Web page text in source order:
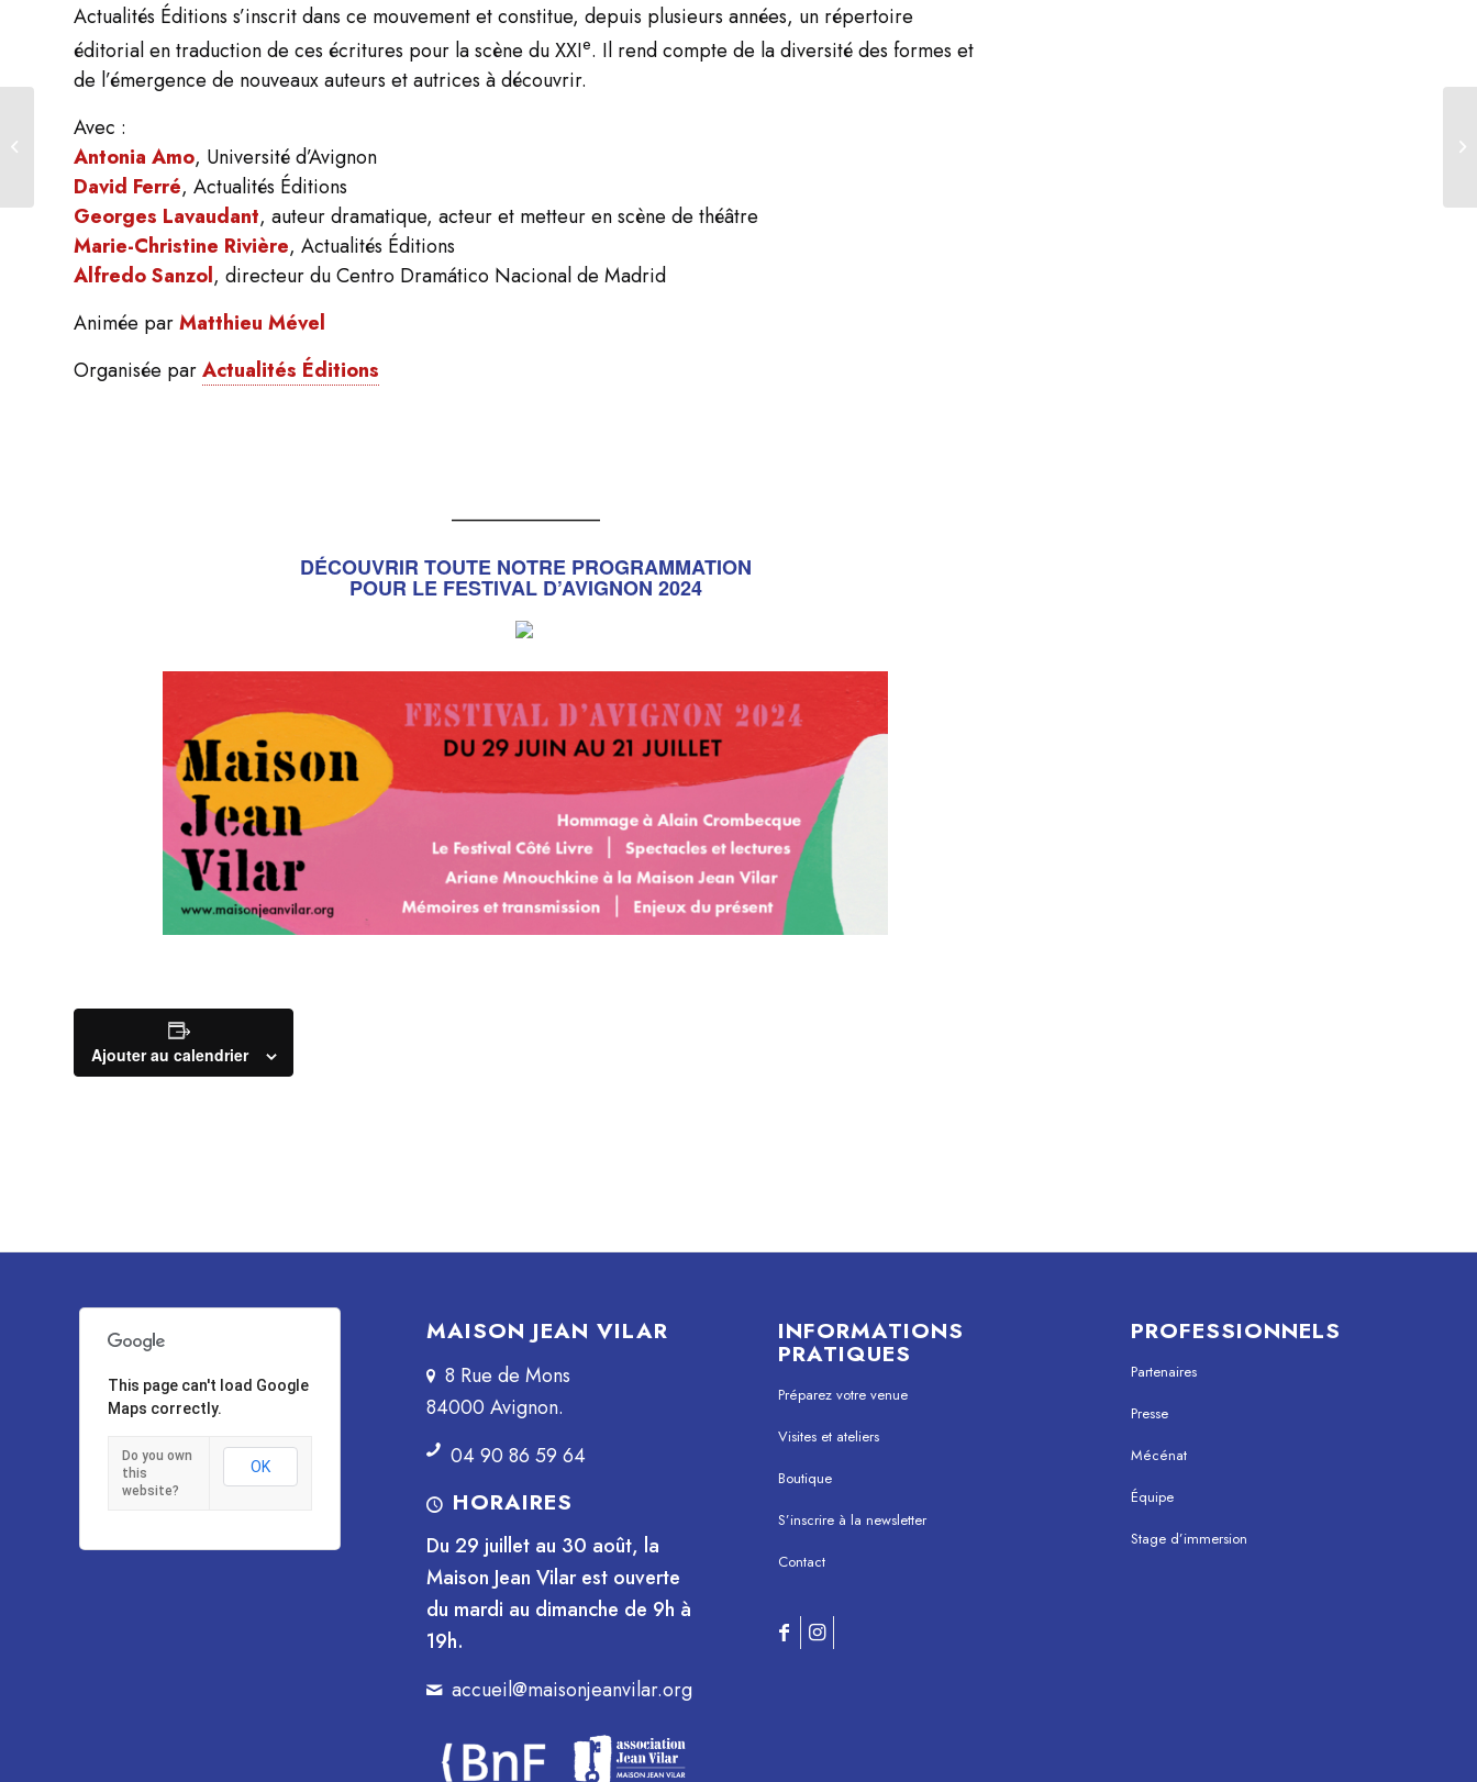
Actualités Éditions s’inscrit dans ce mouvement et constitue, depuis plusieurs années, un répertoire
éditorial en traduction de ces écritures pour la scène du XXIe. Il rend compte de la diversité des formes et
de l’émergence de nouveaux auteurs et autrices à découvrir.
Avec :
Antonia Amo, Université d’Avignon
David Ferré, Actualités Éditions
Georges Lavaudant, auteur dramatique, acteur et metteur en scène de théâtre
Marie-Christine Rivière, Actualités Éditions
Alfredo Sanzol, directeur du Centro Dramático Nacional de Madrid
Animée parMatthieu Mével
Organisée parActualités Éditions
_______________
DÉCOUVRIR TOUTE NOTRE PROGRAMMATION
POUR LE FESTIVAL D’AVIGNON 2024
Ajouter au calendrier
This page can't load Google
Maps correctly.
Do you own
this
website?
OK
MAISON JEAN VILAR
8 Rue de Mons
84000 Avignon.
04 90 86 59 64
HORAIRES
Du 29 juillet au 30 août, la
Maison Jean Vilar est ouverte
du mardi au dimanche de 9h à
19h.
accueil@maisonjeanvilar.org
INFORMATIONS
PRATIQUES
Préparez votre venue
Visites et ateliers
Boutique
S’inscrire à la newsletter
Contact
PROFESSIONNELS
Partenaires
Presse
Mécénat
Équipe
Stage d’immersion
Jean-Pierre Vincent, un
festin de théâtre